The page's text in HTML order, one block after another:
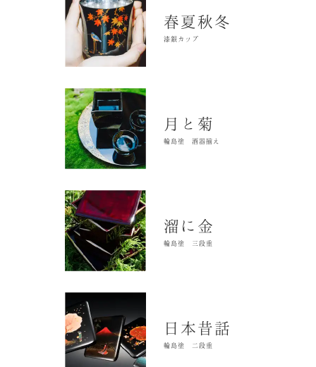
春夏秋冬
漆銀カップ
月と菊
輪島塗 酒器揃え
溜に金
輪島塗 三段重
日本昔話
輪島塗 二段重